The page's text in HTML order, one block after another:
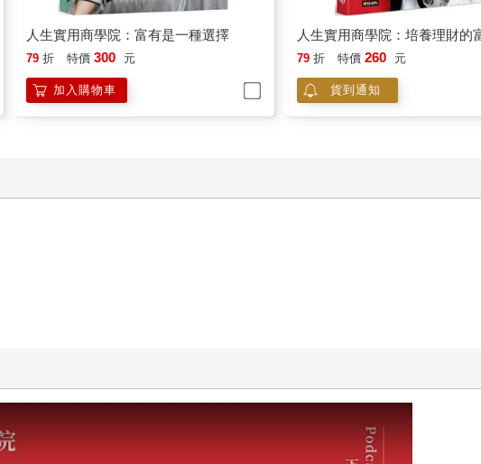
人生實用商學院：富有是一種選擇
79 折 特價 300 元
加入購物車
人生實用商學院：培養理財的
79 折 特價 260 元
貨到通知